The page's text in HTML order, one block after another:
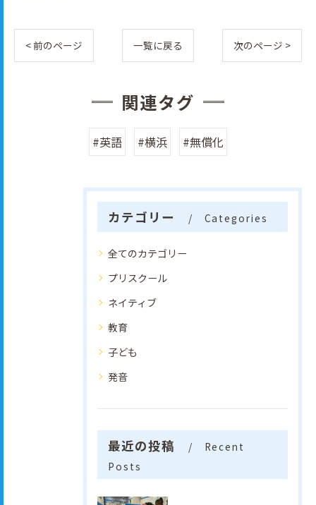
< 前のページ 一覧に戻る 次のページ >
関連タグ
#英語 #横浜 #無償化
カテゴリー Categories
全てのカテゴリー
プリスクール
ネイティブ
教育
子ども
発音
最近の投稿
Recent
Posts